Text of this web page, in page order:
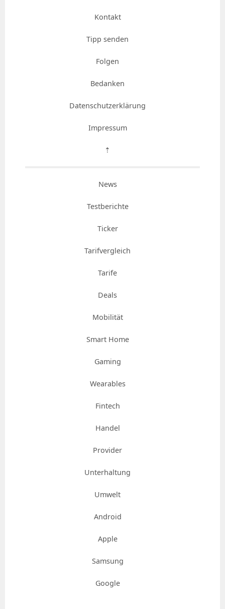
Kontakt
Tipp senden
Folgen
Bedanken
Datenschutzerklärung
Impressum
⇡
News
Testberichte
Ticker
Tarifvergleich
Tarife
Deals
Mobilität
Smart Home
Gaming
Wearables
Fintech
Handel
Provider
Unterhaltung
Umwelt
Android
Apple
Samsung
Google